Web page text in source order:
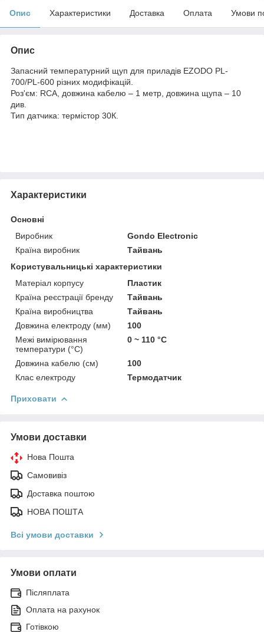
Опис Характеристики Доставка Оплата Умови
Опис
Запасний температурний щуп для приладів EZODO PL-
700/PL-600 різних модифікацій.
Роз'єм: RCA, довжина кабелю – 1 метр, довжина щупа – 10
див.
Тип датчика: термістор 30К.
Характеристики
Основні
Виробник
Gondo Electronic
Країна виробник
Тайвань
Користувальницькі характеристики
Матеріал корпусу
Пластик
Країна реєстрації бренду
Тайвань
Країна виробництва
Тайвань
Довжина електроду (мм)
100
Межі вимірювання
температури (°C)
0 ~ 110 °C
Довжина кабелю (см)
100
Клас електроду
Термодатчик
Приховати
Умови доставки
Нова Пошта
Самовивіз
Доставка поштою
НОВА ПОШТА
Всі умови доставки
Умови оплати
Післяплата
Оплата на рахунок
Готівкою